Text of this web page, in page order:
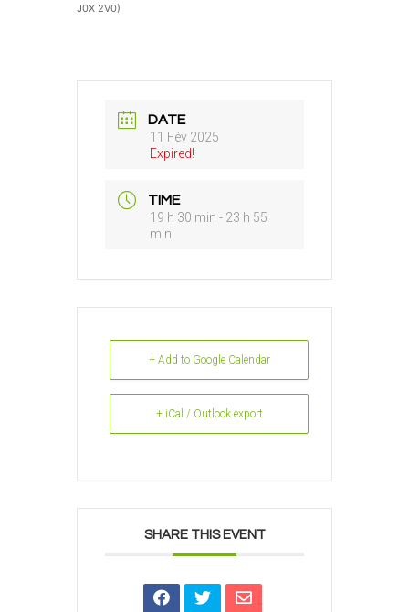
J0X 2V0)
DATE
11 Fév 2025
Expired!
TIME
19 h 30 min - 23 h 55
min
+ Add to Google Calendar
+ iCal / Outlook export
SHARE THIS EVENT